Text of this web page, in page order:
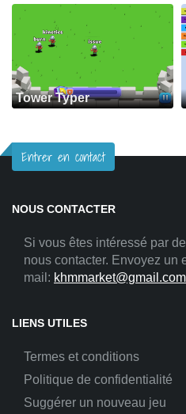
Tower Typer
Entrer en contact
NOUS CONTACTER
Si vous êtes intéressé par
nous contacter. Envoyez un
mail: khmmarket@gmail.com
LIENS UTILES
Termes et conditions
Politique de confidentialité
Suggérer un nouveau jeu